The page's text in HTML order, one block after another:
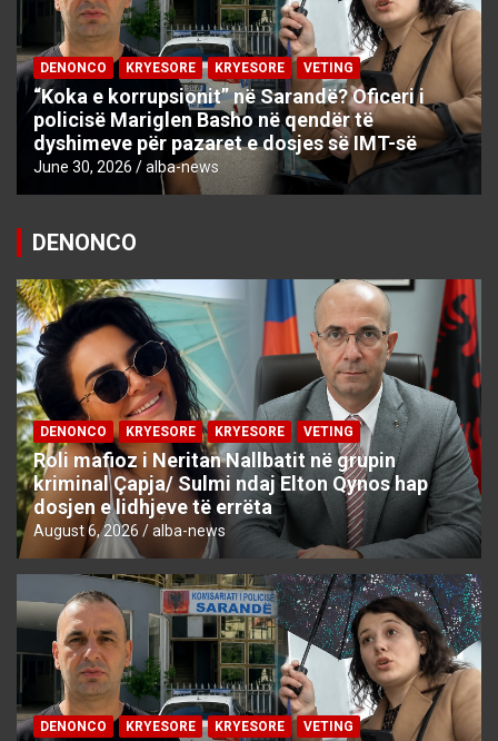
DENONCO KRYESORE KRYESORE VETING
“Koka e korrupsionit” në Sarandë? Oficeri i
policisë Mariglen Basho në qendër të
dyshimeve për pazaret e dosjes së IMT-së
June 30, 2026 alba-news
DENONCO
DENONCO KRYESORE KRYESORE VETING
Roli mafioz i Neritan Nallbatit në grupin
kriminal Çapja/ Sulmi ndaj Elton Qynos hap
dosjen e lidhjeve të errëta
August 6, 2026 alba-news
DENONCO KRYESORE KRYESORE VETING